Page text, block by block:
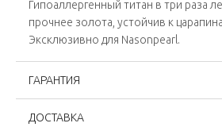
Гипоаллергенный титан в три раза
прочнее золота, устойчив к
Эксклюзивно для Nasonpearl.
ГАРАНТИЯ
ДОСТАВКА